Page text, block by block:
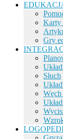
Karty
Gry
Słuch
Węch